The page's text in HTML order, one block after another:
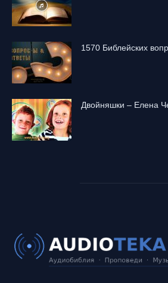
1570 Библейских
Двойняшки – Елена